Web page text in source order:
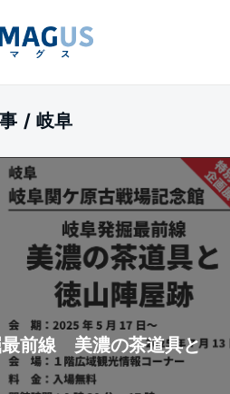
/ 岐阜
最前線 美濃の茶道具と